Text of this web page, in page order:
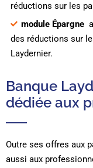
réductions sur les
module Épargne
des réductions sur
Laydernier.
Banque
dédiée aux
Outre ses offres aux
aussi aux